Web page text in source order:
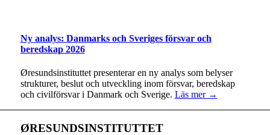
Ny analys: Danmarks och Sveriges försvar och
beredskap 2026
Øresundsinstituttet presenterar en ny analys som belyser
strukturer, beslut och utveckling inom försvar, beredskap
och civilförsvar i Danmark och Sverige. Läs mer →
ØRESUNDSINSTITUTTET